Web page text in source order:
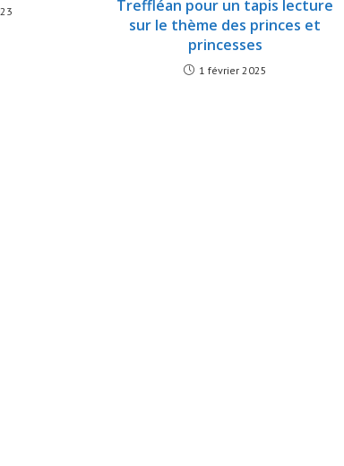
Treffléan pour un tapis lecture
sur le thème des princes et
princesses
1 février 2025